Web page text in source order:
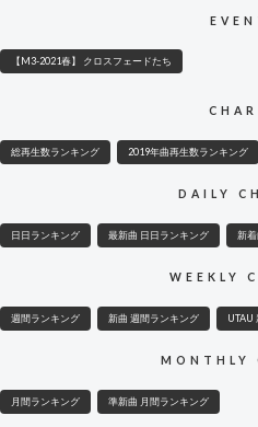
【M3-2021春】 クロスフェードたち
総再生数ランキング 2019年曲再生数ランキング
DAILY
日日ランキング 最新曲 日日ランキング 新
WEEKLY
週間ランキング 新曲 週間ランキング UTAU
MONTHLY
月間ランキング 準新曲 月間ランキング